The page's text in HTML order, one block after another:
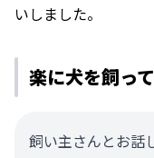
いしました。
楽に犬を飼っ
飼い主さんとお話